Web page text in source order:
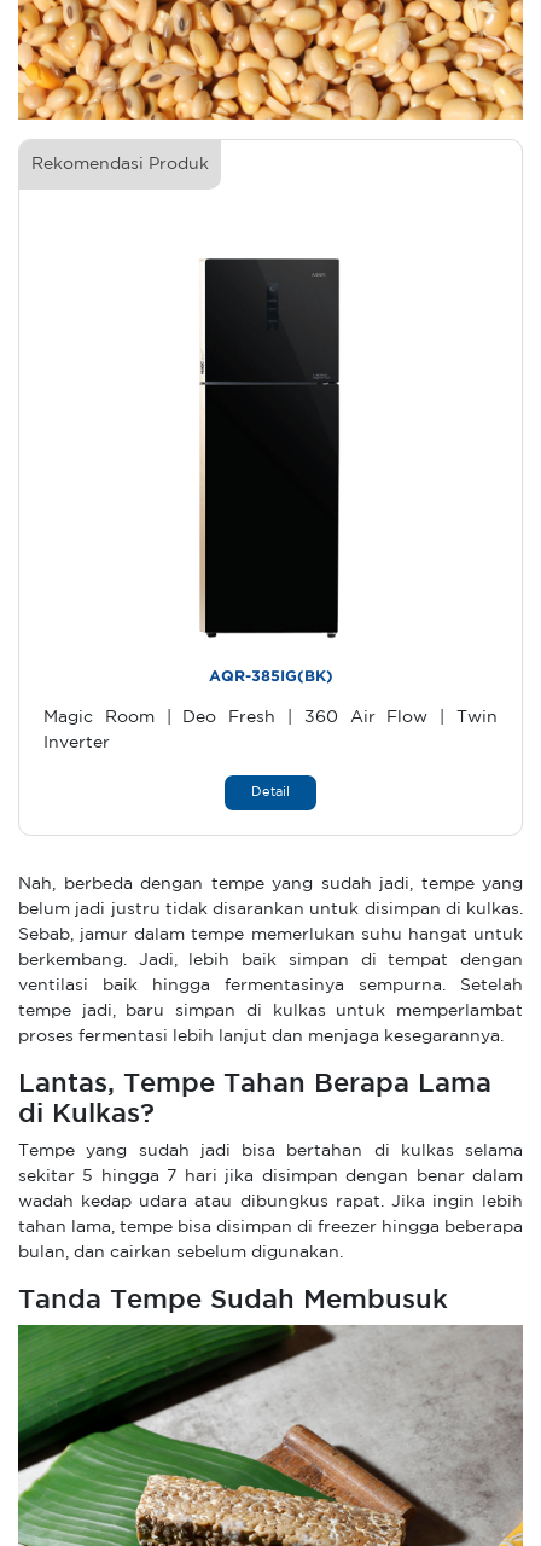
Rekomendasi Produk
AQR-385IG(BK)
Magic Room | Deo Fresh | 360 Air Flow | Twin
Inverter
Detail
Nah, berbeda dengan tempe yang sudah jadi, tempe yang
belum jadi justru tidak disarankan untuk disimpan di kulkas.
Sebab, jamur dalam tempe memerlukan suhu hangat untuk
berkembang. Jadi, lebih baik simpan di tempat dengan
ventilasi baik hingga fermentasinya sempurna. Setelah
tempe jadi, baru simpan di kulkas untuk memperlambat
proses fermentasi lebih lanjut dan menjaga kesegarannya.
Lantas, Tempe Tahan Berapa Lama
di Kulkas?
Tempe yang sudah jadi bisa bertahan di kulkas selama
sekitar 5 hingga 7 hari jika disimpan dengan benar dalam
wadah kedap udara atau dibungkus rapat. Jika ingin lebih
tahan lama, tempe bisa disimpan di freezer hingga beberapa
bulan, dan cairkan sebelum digunakan.
Tanda Tempe Sudah Membusuk